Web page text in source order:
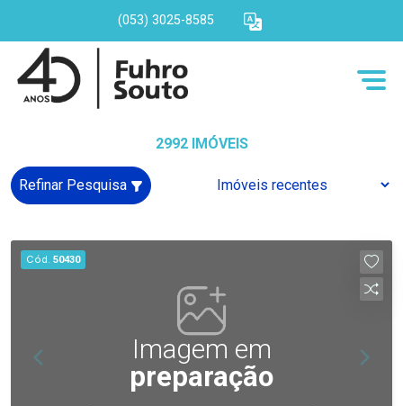
(053) 3025-8585
2992 IMÓVEIS
Refinar Pesquisa
Cód. 50430
Imagem em
preparação